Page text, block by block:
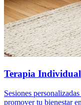
Terapia Individual
Sesiones
promover tu bienestar